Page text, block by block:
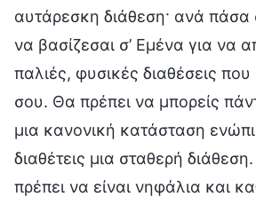
αυτάρεσκη διάθεση· ανά πάσα
να βασίζεσαι σ’ Εμένα για να
παλιές, φυσικές διαθέσεις
σου. Θα πρέπει να μπορείς
μια κανονική κατάσταση
διαθέτεις μια σταθερή
πρέπει να είναι νηφάλια και